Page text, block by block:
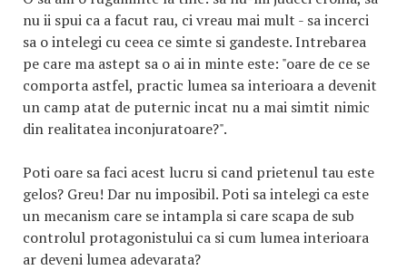
nu ii spui ca a facut rau, ci vreau mai mult - sa incerci
sa o intelegi cu ceea ce simte si gandeste. Intrebarea
pe care ma astept sa o ai in minte este: "oare de ce se
comporta astfel, practic lumea sa interioara a devenit
un camp atat de puternic incat nu a mai simtit nimic
din realitatea inconjuratoare?".
Poti oare sa faci acest lucru si cand prietenul tau este
gelos? Greu! Dar nu imposibil. Poti sa intelegi ca este
un mecanism care se intampla si care scapa de sub
controlul protagonistului ca si cum lumea interioara
ar deveni lumea adevarata?